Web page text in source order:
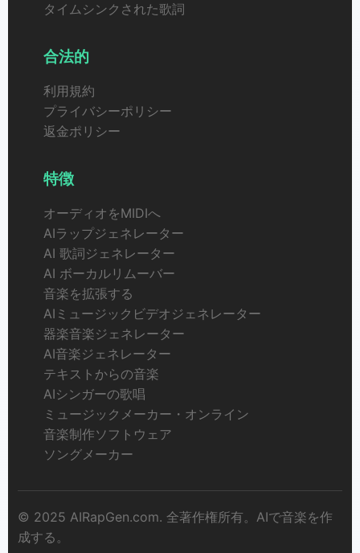
タイムシンクされた歌詞
合法的
利用規約
プライバシーポリシー
返金ポリシー
特徴
オーディオをMIDIへ
AIラップジェネレーター
AI 歌詞ジェネレーター
AI ボーカルリムーバー
音楽を拡張する
AIミュージックビデオジェネレーター
器楽音楽ジェネレーター
AI音楽ジェネレーター
テキストからの音楽
AIシンガーの歌唱
ミュージックメーカー・オンライン
音楽制作ソフトウェア
ソングメーカー
© 2025 AIRapGen.com. 全著作権所有。AIで音楽を作
成する。